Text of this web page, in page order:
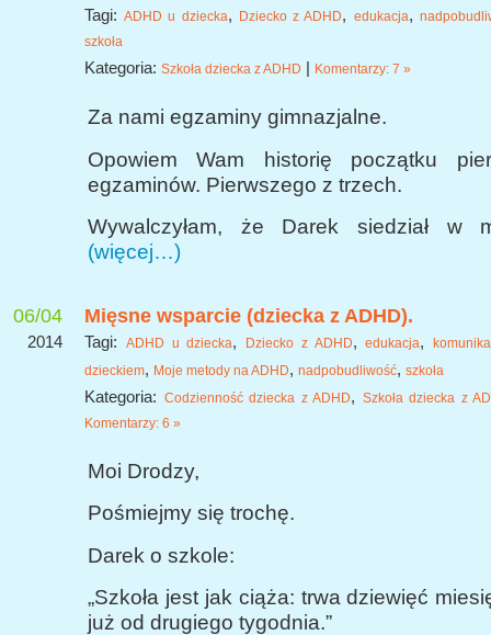
Tagi:ADHD u dziecka, Dziecko z ADHD, edukacja,
szkoła
Kategoria: Szkoła dziecka z ADHD | Komentarzy: 7 »
Za nami egzaminy gimnazjalne.
Opowiem Wam historię początku
egzaminów. Pierwszego z trzech.
Wywalczyłam, że Darek siedział w
(więcej…)
06/04
2014
Mięsne wsparcie (dziecka z ADHD).
Tagi: ADHD u dziecka, Dziecko z ADHD,edukacja,
dzieckiem, Moje metody na ADHD, nadpobudliwość, szkoła
Kategoria: Codzienność dziecka z ADHD, Szkoła dziecka z
Komentarzy: 6 »
Moi Drodzy,
Pośmiejmy się trochę.
Darek o szkole:
„Szkoła jest jak ciąża: trwa dziewięć
już od drugiego tygodnia.”